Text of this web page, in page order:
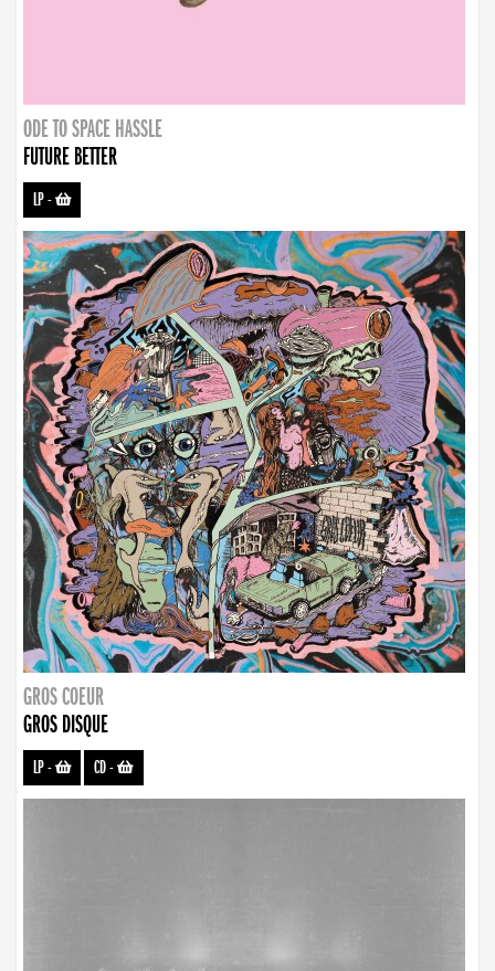
ODE TO SPACE HASSLE
FUTURE BETTER
LP-
GROS COEUR
GROS DISQUE
LP- CD-